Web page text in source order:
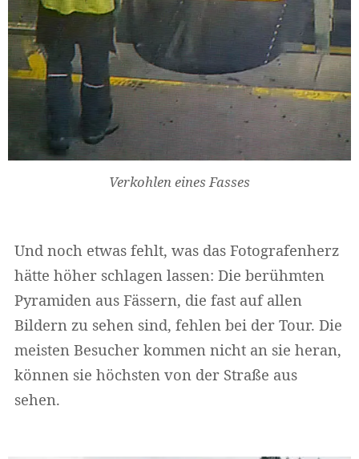
Verkohlen eines Fasses
Und noch etwas fehlt, was das Fotografenherz
hätte höher schlagen lassen: Die berühmten
Pyramiden aus Fässern, die fast auf allen
Bildern zu sehen sind, fehlen bei der Tour. Die
meisten Besucher kommen nicht an sie heran,
können sie höchsten von der Straße aus
sehen.
Widerruf bestätigen